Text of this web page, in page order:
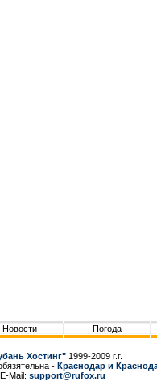
Новости Погода
Хостинг" 1999-2009 г.г.
- Краснодар и
Mail: support@rufox.ru